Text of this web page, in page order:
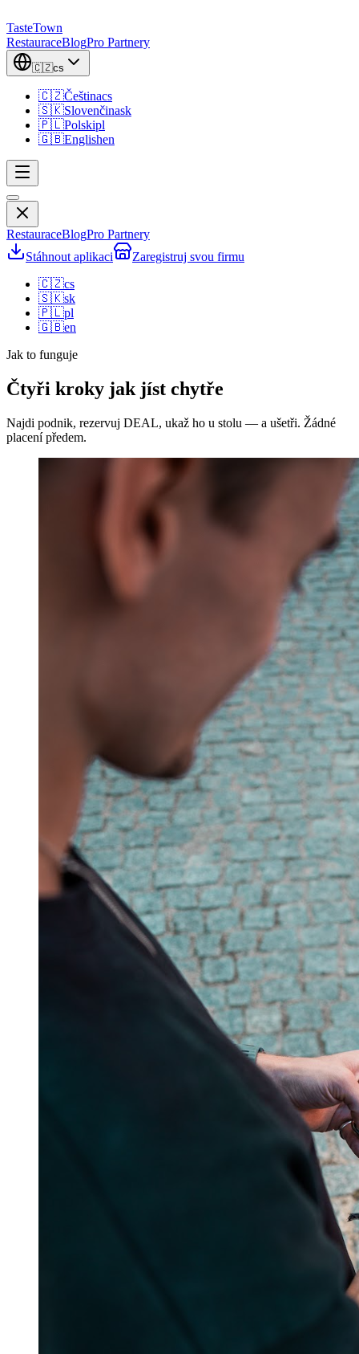
TasteTown
RestauraceBlogPro Partnery
🇨🇿cs
🇨🇿Češtinacs
🇸🇰Slovenčinask
🇵🇱Polskipl
🇬🇧Englishen
RestauraceBlogPro Partnery
Stáhnout aplikaci
Zaregistruj svou firmu
🇨🇿cs
🇸🇰sk
🇵🇱pl
🇬🇧en
Jak to funguje
Čtyři kroky jak jíst chytře
Najdi podnik, rezervuj DEAL, ukaž ho u stolu — a ušetři. Žádné
placení předem.